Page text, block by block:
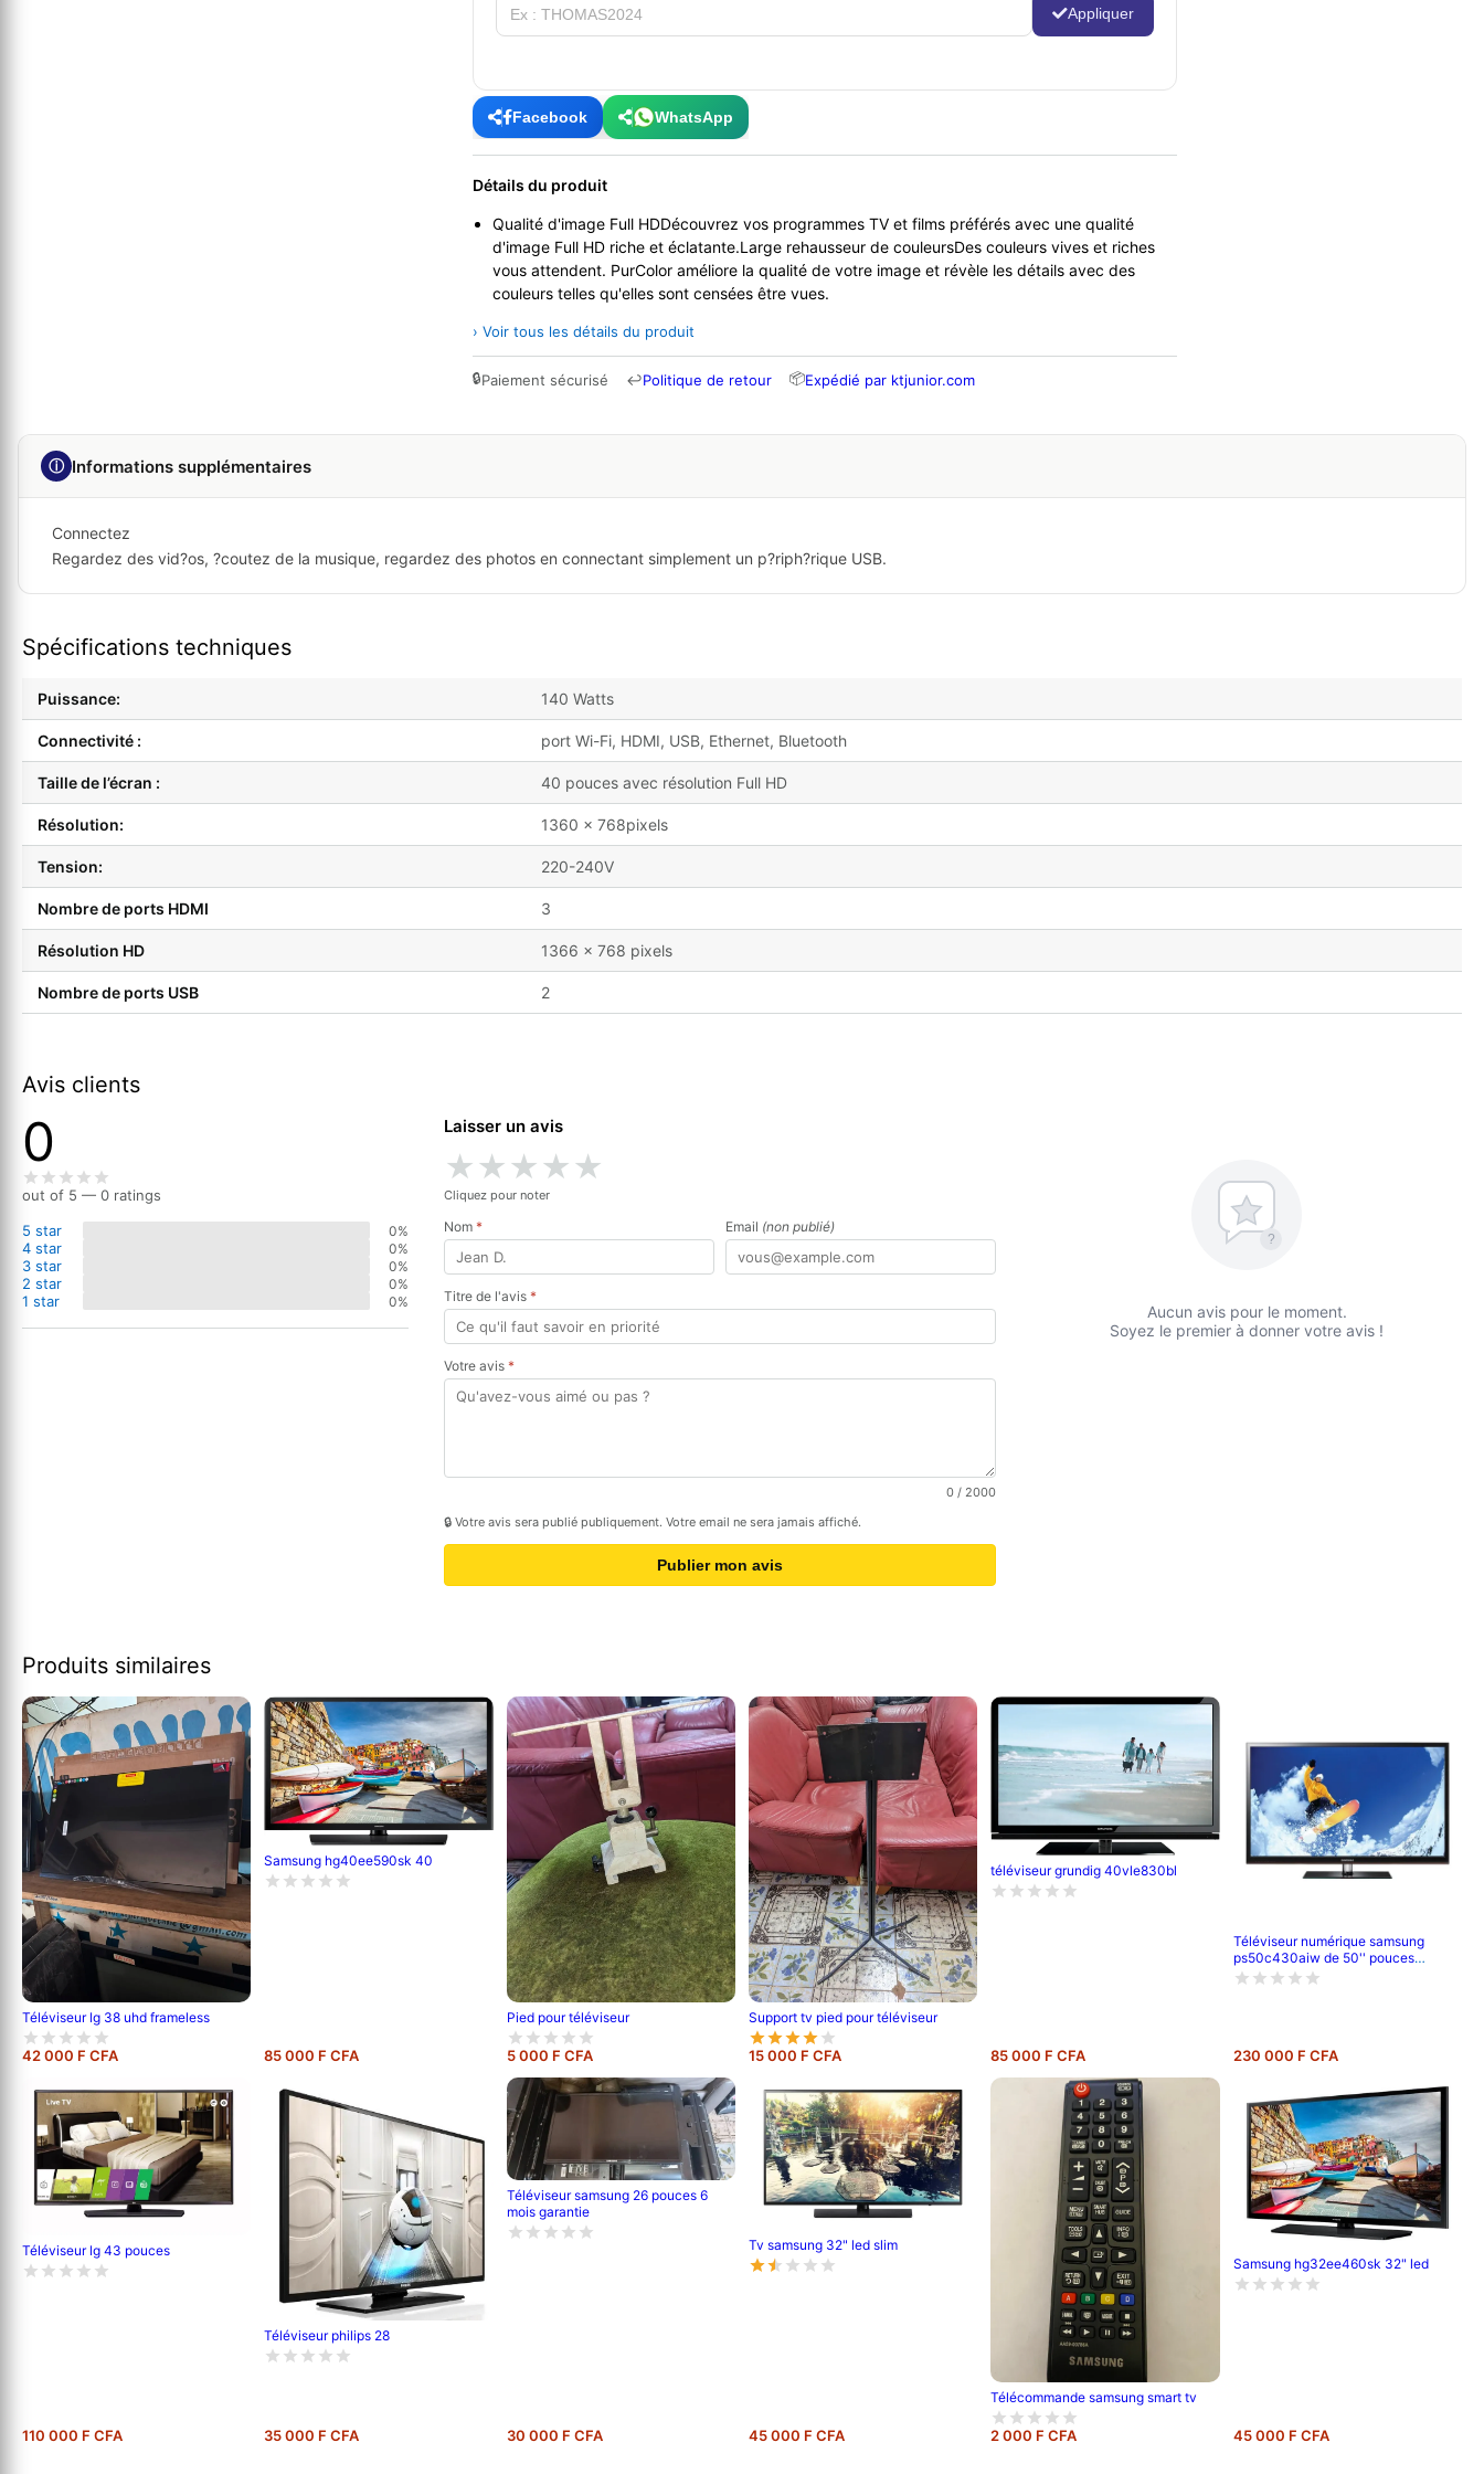
Appliquer
Facebook WhatsApp
Détails du produit
Qualité d'image Full HDDécouvrez vos programmes TV et films préférés avec une qualité
d'image Full HD riche et éclatante.Large rehausseur de couleursDes couleurs vives et riches
vous attendent. PurColor améliore la qualité de votre image et révèle les détails avec des
couleurs telles qu'elles sont censées être vues.
› Voir tous les détails du produit
🔒Paiement sécurisé ↩Politique de retour 📦Expédié par ktjunior.com
ⓘ Informations supplémentaires
Connectez
Regardez des vid?os, ?coutez de la musique, regardez des photos en connectant simplement un p?riph?rique USB.
Spécifications techniques
Puissance: 140 Watts
Connectivité : port Wi-Fi, HDMI, USB, Ethernet, Bluetooth
Taille de l’écran : 40 pouces avec résolution Full HD
Résolution: 1360 x 768pixels
Tension: 220-240V
Nombre de ports HDMI 3
Résolution HD 1366 x 768 pixels
Nombre de ports USB 2
Avis clients
0
out of 5 — 0 ratings
5 star
0%
4 star 0%
3 star 0%
2 star 0%
1 star 0%
Laisser un avis
★★★★★
Cliquez pour noter
Nom * Email (non publié)
Titre de l'avis *
Votre avis *
0 / 2000
🔒 Votre avis sera publié publiquement. Votre email ne sera jamais affiché.
Publier mon avis
?
Aucun avis pour le moment.
Soyez le premier à donner votre avis !
Produits similaires
Téléviseur lg 38 uhd frameless
42 000 F CFA
Samsung hg40ee590sk 40
85 000 F CFA
Pied pour téléviseur
5 000 F CFA
Support tv pied pour téléviseur
15 000 F CFA
téléviseur grundig 40vle830bl
85 000 F CFA
Téléviseur numérique samsung
ps50c430aiw de 50'' pouces
;120cm de longueur ,full hd (1080p) -
230 000 F CFA
Téléviseur lg 43 pouces
110 000 F CFA
Téléviseur philips 28
35 000 F CFA
Téléviseur samsung 26 pouces 6
mois garantie
30 000 F CFA
Tv samsung 32" led slim
45 000 F CFA
Télécommande samsung smart tv
2 000 F CFA
Samsung hg32ee460sk 32" led
45 000 F CFA